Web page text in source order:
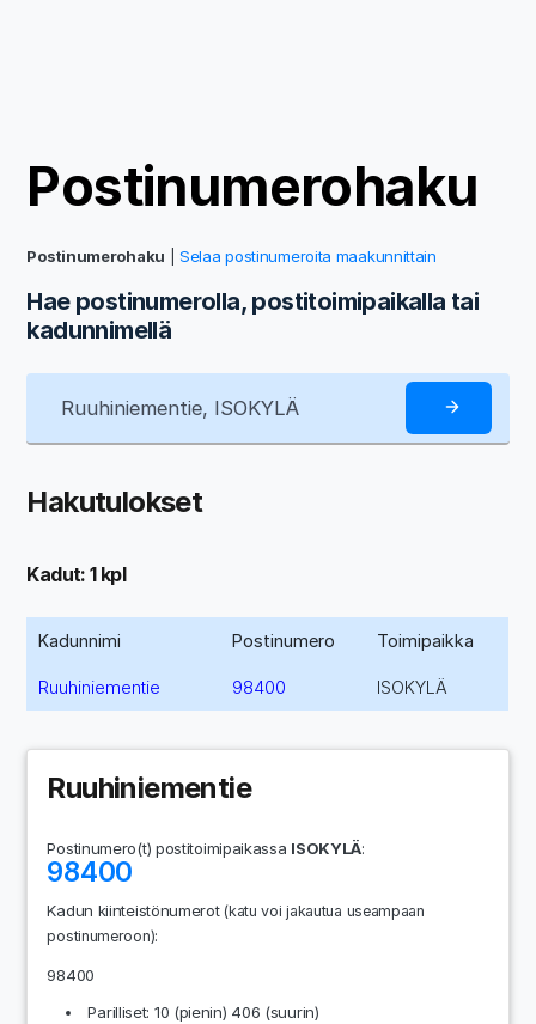
Postinumerohaku
Postinumerohaku |Selaa postinumeroita maakunnittain
Hae postinumerolla, postitoimipaikalla tai
kadunnimellä
Hakutulokset
Kadut: 1 kpl
Kadunnimi Postinumero Toimipaikka
Ruuhiniementie 98400 ISOKYLÄ
Ruuhiniementie
Postinumero(t) postitoimipaikassa ISOKYLÄ:
98400
Kadun kiinteistönumerot(katu voi jakautua useampaan
postinumeroon):
98400
Parilliset: 10 (pienin) 406 (suurin)